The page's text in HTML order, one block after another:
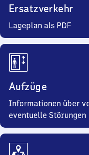
Ersatzverkehr
Lageplan als PDF
Aufzüge
Informationen über
eventuelle Störungen